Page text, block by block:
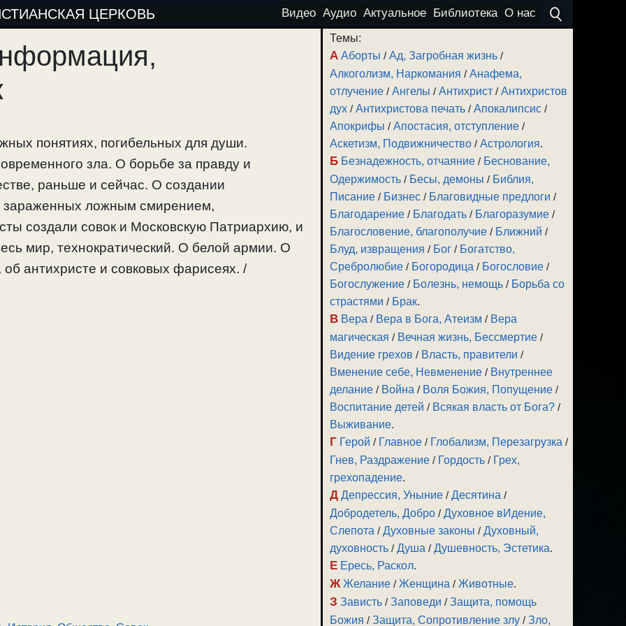
ЦЕРКОВЬ Видео Аудио Актуальное Библиотека О нас
понятиях, погибельных для души.
зла. О борьбе за правду и
раньше и сейчас. О создании
зараженных ложным смирением,
создали совок и Московскую Патриархию, и
мир, технократический. О белой армии. О
антихристе и совковых фарисеях. /
Темы:
А Аборты /Ад, Загробная жизнь /
Алкоголизм, Наркомания /Анафема,
отлучение /Ангелы /Антихрист /Антихристов
дух /Антихристова печать /Апокалипсис /
Апокрифы /Апостасия, отступление /
Аскетизм, Подвижничество /Астрология.
Б Безнадежность, отчаяние / Беснование,
Одержимость / Бесы, демоны / Библия,
Писание / Бизнес / Благовидные предлоги /
Благодарение / Благодать / Благоразумие /
Благословение, благополучие / Ближний /
Блуд, извращения / Бог / Богатство,
Сребролюбие / Богородица / Богословие /
Богослужение / Болезнь, немощь / Борьба со
страстями / Брак.
В Вера / Вера в Бога, Атеизм / Вера
магическая / Вечная жизнь, Бессмертие /
Видение грехов / Власть, правители /
Вменение себе, Невменение / Внутреннее
делание / Война / Воля Божия, Попущение /
Воспитание детей / Всякая власть от Бога? /
Выживание.
Г Герой / Главное / Глобализм, Перезагрузка /
Гнев, Раздражение / Гордость / Грех,
грехопадение.
Д Депрессия, Уныние /Десятина /
Добродетель, Добро /Духовное вИдение,
Слепота /Духовные законы /Духовный,
духовность /Душа /Душевность, Эстетика.
Е Ересь, Раскол.
Ж Желание /Женщина /Животные.
З Зависть /Заповеди /Защита, помощь
Божия /Защита, Сопротивление злу /Зло,